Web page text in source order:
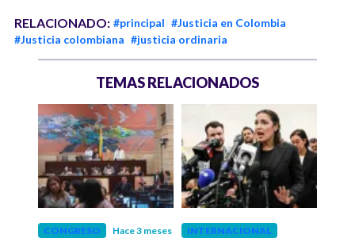
RELACIONADO: #principal #Justicia en Colombia
#Justicia colombiana #justicia ordinaria
TEMAS RELACIONADOS
CONGRESO Hace 3 meses INTERNACIONAL